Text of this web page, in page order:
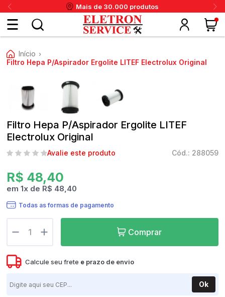
Mais de 30.000 produtos
login
se
Meus
Panex DanevaEletrolux
Início ›
Filtro Hepa P/Aspirador Ergolite LITEF Electrolux Original
Filtro Hepa P/Aspirador Ergolite LITEF
Electrolux Original
Avalie este produto Cód.: 288059
R$ 48,40
em1x de R$ 48,40
Todas as formas de pagamento
Comprar
Calcule seu frete e prazo de envio
Ok